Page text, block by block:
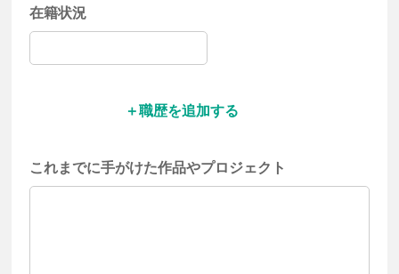
在籍状況
職歴を追加する
これまでに手がけた作品やプロジェクト